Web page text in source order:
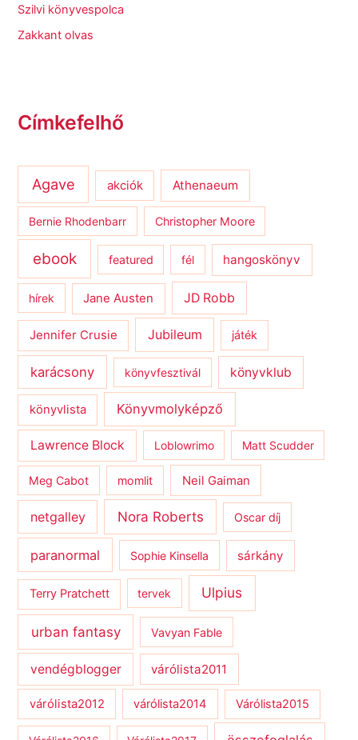
Szilvi könyvespolca
Zakkant olvas
Címkefelhő
Agave akciók Athenaeum
Bernie Rhodenbarr Christopher Moore
ebook featured fél hangoskönyv
hírek Jane Austen JD Robb
Jennifer Crusie Jubileum játék
karácsony könyvfesztivál könyvklub
könyvlista Könyvmolyképző
Lawrence Block Loblowrimo Matt Scudder
Meg Cabot momlit Neil Gaiman
netgalley Nora Roberts Oscar díj
paranormal Sophie Kinsella sárkány
Terry Pratchett tervek Ulpius
urban fantasy Vavyan Fable
vendégblogger várólista2011
várólista2012 várólista2014 Várólista2015